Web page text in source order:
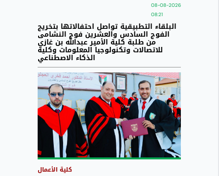
08-08-2026
08:21
البلقاء التطبيقية تواصل احتفالاتها بتخريج
الفوج السادس والعشرين فوج النشامى
من طلبة كلية الأمير عبدالله بن غازي
للاتصالات وتكنولوجيا المعلومات وكلية
الذكاء الاصطناعي
كلية الأعمال